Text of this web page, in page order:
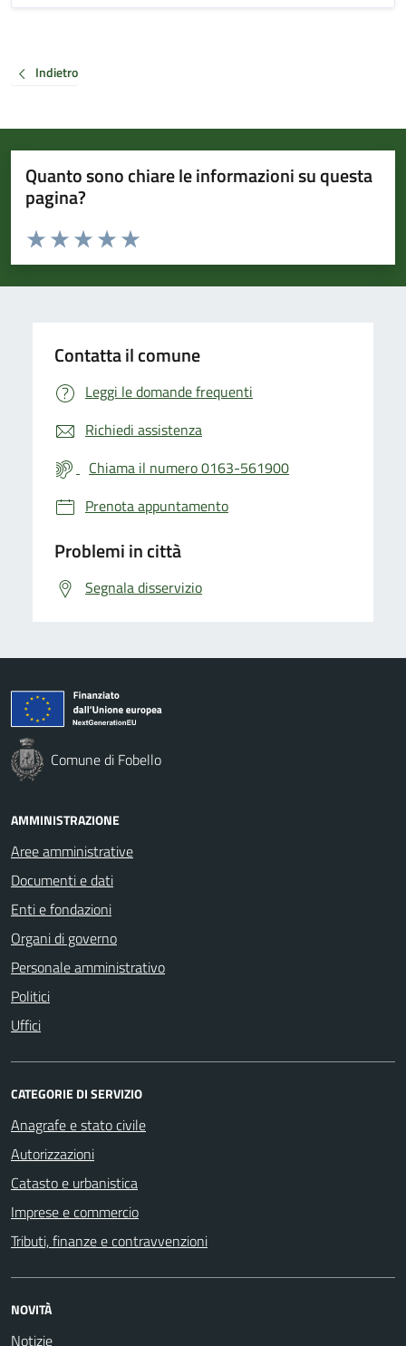
Indietro
Quanto sono chiare le informazioni su questa
pagina?
Valuta da 1 a 5 stelle la pagina
Valuta 5 stelle su 5
Valuta 4 stelle su 5
Valuta 3 stelle su 5
Valuta 2 stelle su 5
Valuta 1 stelle su 5
Contatta il comune
Leggi le domande frequenti
Richiedi assistenza
Chiama il numero 0163-561900
Prenota appuntamento
Problemi in città
Segnala disservizio
Comune di Fobello
AMMINISTRAZIONE
Aree amministrative
Documenti e dati
Enti e fondazioni
Organi di governo
Personale amministrativo
Politici
Uffici
CATEGORIE DI SERVIZIO
Anagrafe e stato civile
Autorizzazioni
Catasto e urbanistica
Imprese e commercio
Tributi, finanze e contravvenzioni
NOVITÀ
Notizie